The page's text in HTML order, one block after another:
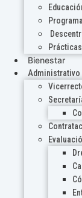
Bienestar
Administrativo